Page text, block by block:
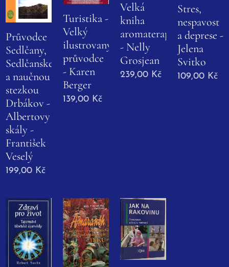
Průvodce
Sedlčany,
Sedlčanskem
a naučnou
stezkou
Drbákov -
Albertovy
skály -
František
Veselý
199,00 Kč
Turistika -
Velký
ilustrovaný
průvodce
- Karen
Berger
139,00 Kč
Velká
kniha
aromaterapie
- Nelly
Grosjean
239,00 Kč
Stres,
nespavost
a deprese -
Jelena
Svitko
109,00 Kč